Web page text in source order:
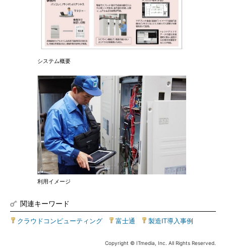
システム概要
利用イメージ
関連キーワード
クラウドコンピューティング 富士通 製造IT導入事例
Copyright © ITmedia, Inc. All Rights Reserved.